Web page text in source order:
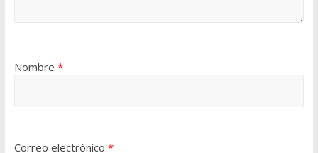
Nombre *
Correo electrónico *